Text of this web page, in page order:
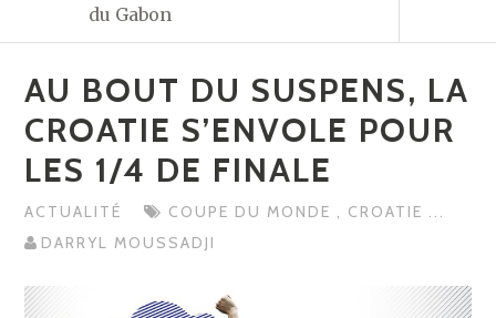
du Gabon
AU BOUT DU SUSPENS, LA
CROATIE S’ENVOLE POUR
LES 1/4 DE FINALE
ACTUALITÉ COUPE DU MONDE , CROATIE ...
DARRYL MOUSSADJI